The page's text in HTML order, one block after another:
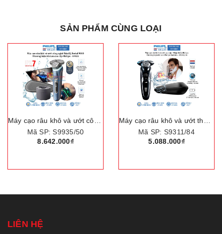
SẢN PHẨM CÙNG LOẠI
Mã SP: S9935/50
8.642.000₫
Mã SP: S9311/84
5.088.000₫
LIÊN HỆ